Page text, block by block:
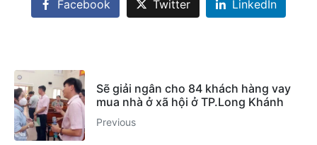
Facebook Twitter LinkedIn
Sẽ giải ngân cho 84 khách hàng vay
mua nhà ở xã hội ở TP.Long Khánh
Previous